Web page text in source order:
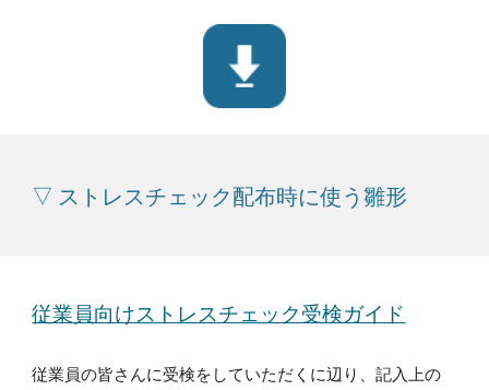
▽ ストレスチェック配布時に使う雛形
従業員向けストレスチェック受検ガイド
従業員の皆さんに受検をしていただくに辺り、記入上の